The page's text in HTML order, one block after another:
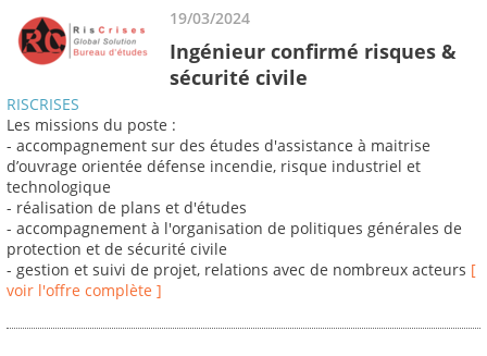
19/03/2024
Ingénieur confirmé risques &
sécurité civile
RISCRISES
Les missions du poste :
- accompagnement sur des études d'assistance à maitrise
d’ouvrage orientée défense incendie, risque industriel et
technologique
- réalisation de plans et d'études
- accompagnement à l'organisation de politiques générales de
protection et de sécurité civile
- gestion et suivi de projet, relations avec de nombreux acteurs [
voir l'offre complète ]